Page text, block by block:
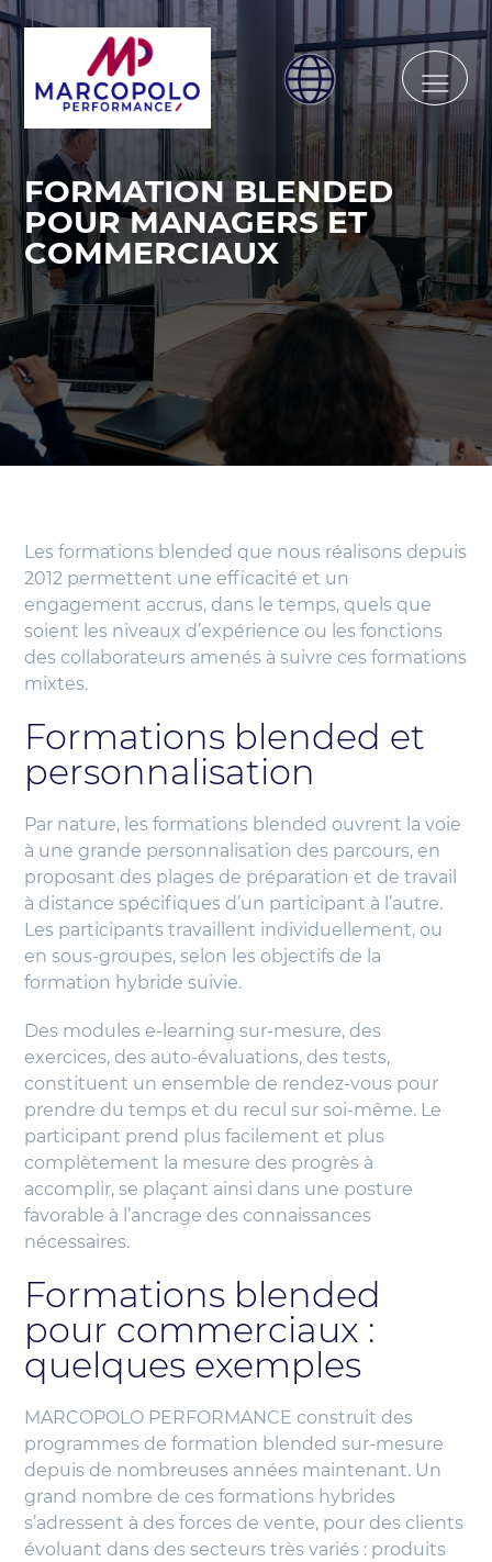
FORMATION BLENDED
POUR MANAGERS ET
COMMERCIAUX
Les formations blended que nous réalisons depuis
2012 permettent une efficacité et un
engagement accrus, dans le temps, quels que
soient les niveaux d’expérience ou les fonctions
des collaborateurs amenés à suivre ces formations
mixtes.
Formations blended et
personnalisation
Par nature, les formations blended ouvrent la voie
à une grande personnalisation des parcours, en
proposant des plages de préparation et de travail
à distance spécifiques d’un participant à l’autre.
Les participants travaillent individuellement, ou
en sous-groupes, selon les objectifs de la
formation hybride suivie.
Des modules e-learning sur-mesure, des
exercices, des auto-évaluations, des tests,
constituent un ensemble de rendez-vous pour
prendre du temps et du recul sur soi-même. Le
participant prend plus facilement et plus
complètement la mesure des progrès à
accomplir, se plaçant ainsi dans une posture
favorable à l’ancrage des connaissances
nécessaires.
Formations blended
pour commerciaux :
quelques exemples
MARCOPOLO PERFORMANCE construit des
programmes de formation blended sur-mesure
depuis de nombreuses années maintenant. Un
grand nombre de ces formations hybrides
s’adressent à des forces de vente, pour des clients
évoluant dans des secteurs très variés : produits